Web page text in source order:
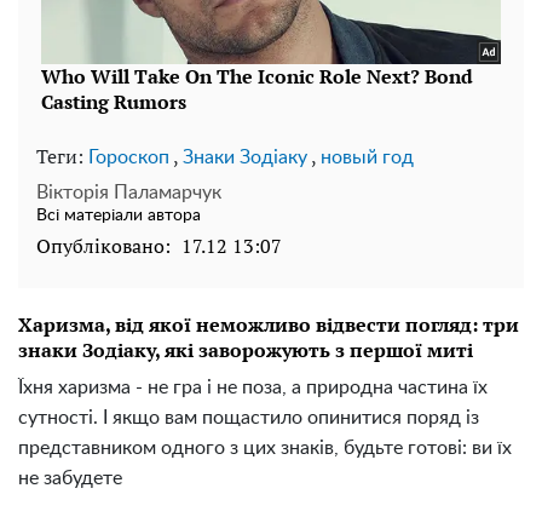
Теги: Гороскоп , Знаки Зодіаку , новый год
Вікторія Паламарчук
Всі матеріали автора
Опубліковано: 17.12 13:07
Харизма, від якої неможливо відвести погляд: три
знаки Зодіаку, які заворожують з першої миті
Їхня харизма - не гра і не поза, а природна частина їх
сутності. І якщо вам пощастило опинитися поряд із
представником одного з цих знаків, будьте готові: ви їх
не забудете